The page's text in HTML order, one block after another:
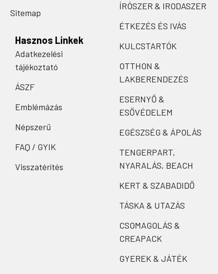
Sitemap
Hasznos Linkek
Adatkezelési
tájékoztató
ÁSZF
Emblémázás
Népszerű
FAQ / GYIK
Visszatérítés
ÍRÓSZER & IRODASZER
ÉTKEZÉS ÉS IVÁS
KULCSTARTÓK
OTTHON &
LAKBERENDEZÉS
ESERNYŐ &
ESŐVÉDELEM
EGÉSZSÉG & ÁPOLÁS
TENGERPART,
NYARALÁS, BEACH
KERT & SZABADIDŐ
TÁSKA & UTAZÁS
CSOMAGOLÁS &
CREAPACK
GYEREK & JÁTÉK